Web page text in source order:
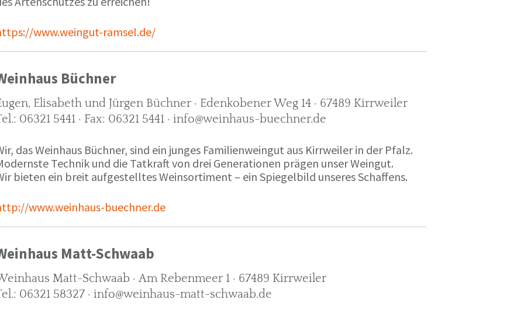
www.weingut-ramsel.de/
Büchner
Elisabeth und Jürgen Büchner · Edenkobener Weg 14 · 67489 Kirrweiler
06321 5441 · Fax: 06321 5441 · info@weinhaus-buechner.de
das Weinhaus Büchner, sind ein junges Familienweingut aus Kirrweiler in der Pfalz.
Technik und die Tatkraft von drei Generationen prägen unser Weingut.
bieten ein breit aufgestelltes Weinsortiment – ein Spiegelbild unseres Schaffens.
www.weinhaus-buechner.de
Matt-Schwaab
Matt-Schwaab · Am Rebenmeer 1 · 67489 Kirrweiler
06321 58327 · info@weinhaus-matt-schwaab.de